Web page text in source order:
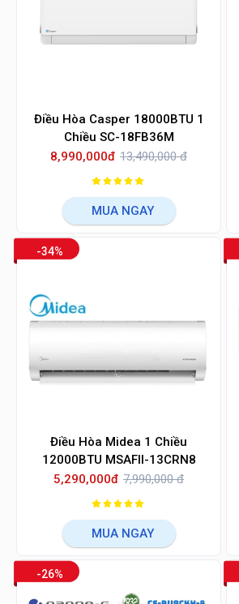
Điều Hòa Casper 18000BTU 1
Chiều SC-18FB36M
8,990,000đ 13,490,000 đ
MUA NGAY
Điều Hòa Midea 1 Chiều
12000BTU MSAFII-13CRN8
5,290,000đ 7,990,000 đ
-34%
MUA NGAY
-26%